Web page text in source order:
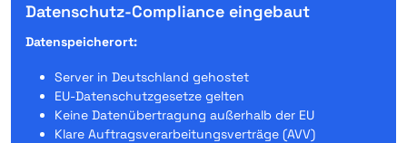
Datenschutz-Compliance eingebaut
Datenspeicherort:
Server in Deutschland gehostet
EU-Datenschutzgesetze gelten
Keine Datenübertragung außerhalb der EU
Klare Auftragsverarbeitungsverträge (AVV)